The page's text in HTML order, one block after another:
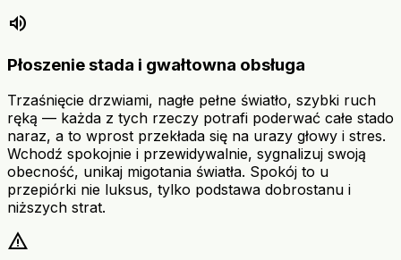
volume_up
Płoszenie stada i gwałtowna obsługa
Trzaśnięcie drzwiami, nagłe pełne światło, szybki ruch
ręką — każda z tych rzeczy potrafi poderwać całe stado
naraz, a to wprost przekłada się na urazy głowy i stres.
Wchodź spokojnie i przewidywalnie, sygnalizuj swoją
obecność, unikaj migotania światła. Spokój to u
przepiórki nie luksus, tylko podstawa dobrostanu i
niższych strat.
warning